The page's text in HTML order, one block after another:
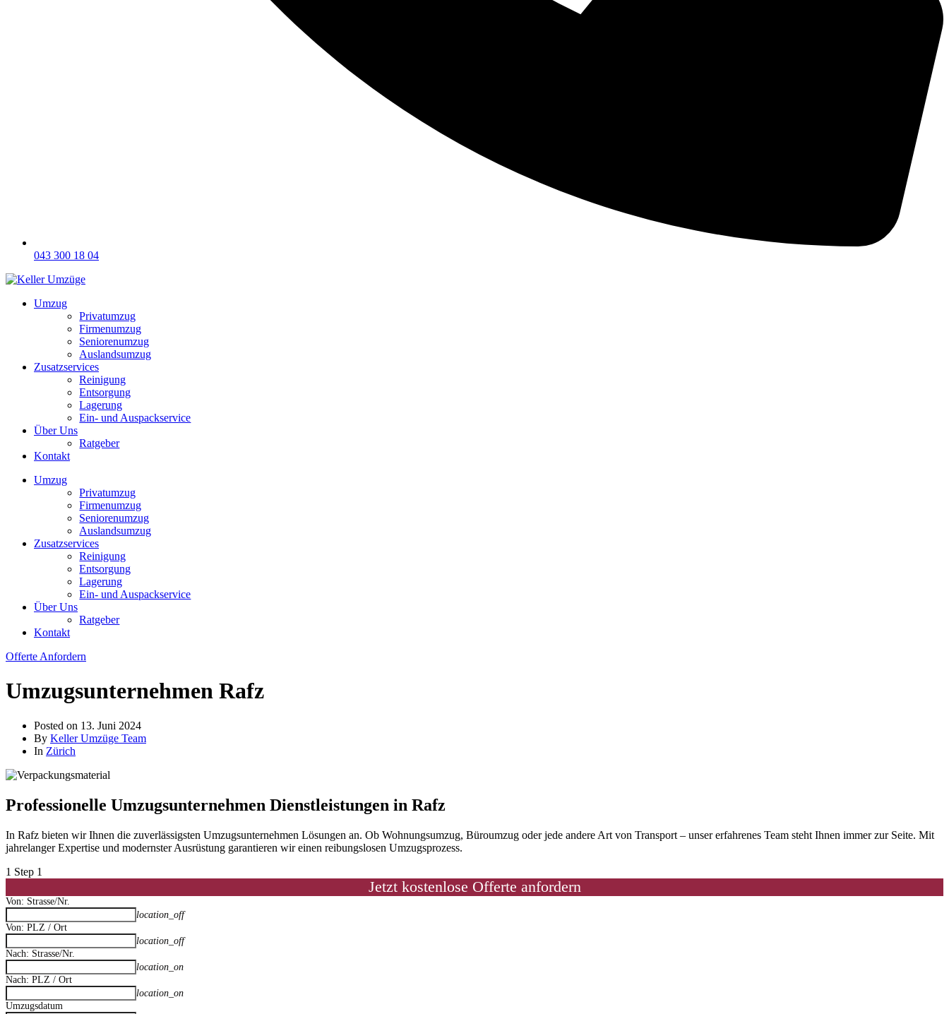
043 300 18 04
Umzug
Privatumzug
Firmenumzug
Seniorenumzug
Auslandsumzug
Zusatzservices
Reinigung
Entsorgung
Lagerung
Ein- und Auspackservice
Über Uns
Ratgeber
Kontakt
Umzug
Privatumzug
Firmenumzug
Seniorenumzug
Auslandsumzug
Zusatzservices
Reinigung
Entsorgung
Lagerung
Ein- und Auspackservice
Über Uns
Ratgeber
Kontakt
Offerte Anfordern
Umzugsunternehmen Rafz
Posted on 13. Juni 2024
By Keller Umzüge Team
In Zürich
Professionelle Umzugsunternehmen Dienstleistungen in Rafz
In Rafz bieten wir Ihnen die zuverlässigsten Umzugsunternehmen Lösungen an. Ob Wohnungsumzug, Büroumzug oder jede andere Art von Transport – unser erfahrenes Team steht Ihnen immer zur Seite. Mit
jahrelanger Expertise und modernster Ausrüstung garantieren wir einen reibungslosen Umzugsprozess.
1 Step 1
Jetzt kostenlose Offerte anfordern
Von: Strasse/Nr.
location_off
Von: PLZ / Ort
location_off
Nach: Strasse/Nr.
location_on
Nach: PLZ / Ort
location_on
Umzugsdatum